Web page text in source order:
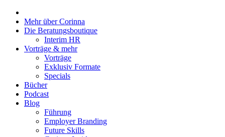
Mehr über Corinna
Die Beratungsboutique
Interim HR
Vorträge & mehr
Vorträge
Exklusiv Formate
Specials
Bücher
Podcast
Blog
Führung
Employer Branding
Future Skills